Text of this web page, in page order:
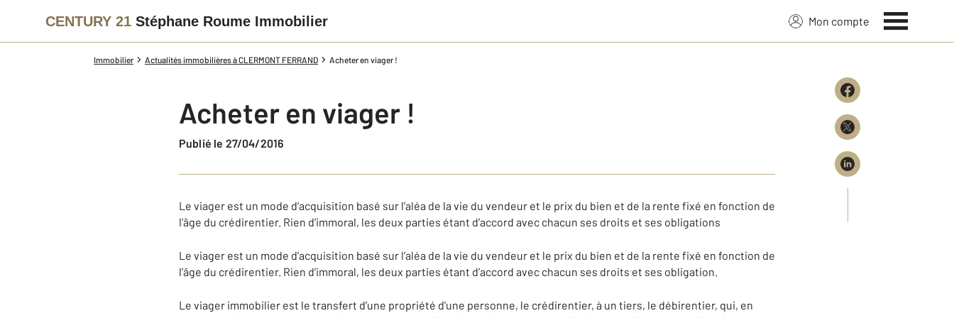
CENTURY 21 Stéphane Roume Immobilier Mon compte
Immobilier Actualités immobilières à CLERMONT FERRAND Acheter en viager !
Acheter en viager !
Publié le 27/04/2016
Le viager est un mode d’acquisition basé sur l’aléa de la vie du vendeur et le prix du bien et de la rente fixé en fonction de
l’âge du crédirentier. Rien d’immoral, les deux parties étant d’accord avec chacun ses droits et ses obligations
Le viager est un mode d’acquisition basé sur l’aléa de la vie du vendeur et le prix du bien et de la rente fixé en fonction de
l’âge du crédirentier. Rien d’immoral, les deux parties étant d’accord avec chacun ses droits et ses obligation.
Le viager immobilier est le transfert d’une propriété d’une personne, le crédirentier, à un tiers, le débirentier, qui, en